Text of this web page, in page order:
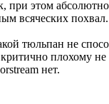
при этом
всяческих похвал.
тюльпан не
плохому не
нет.